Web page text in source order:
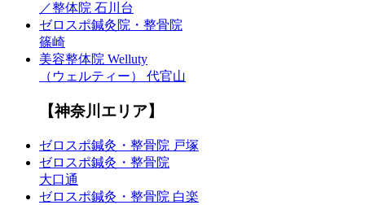
／整体院 石川台
ゼロスポ鍼灸院・整骨院
篠崎
美容整体院 Welluty
（ウェルティー） 代官山
【神奈川エリア】
ゼロスポ鍼灸・整骨院 戸塚
ゼロスポ鍼灸・整骨院
大口通
ゼロスポ鍼灸・整骨院 白楽